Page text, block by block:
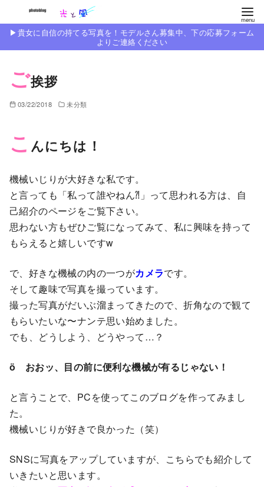
ン
▶︎貴女に自信の持てる写真を！モデルさん募集中、下の応募フォーム
よりご連絡ください
ご挨拶
03/22/2018 未分類
こ んにちは！
機械いじりが大好きな私です。
と言っても「私って誰やねん⁈」って思われる方は、自
己紹介のページをご覧下さい。
思わない方もぜひご覧になってみて、私に興味を持って
もらえると嬉しいですw
で、好きな機械の内の一つがカメラです。
そして趣味で写真を撮っています。
撮った写真がだいぶ溜まってきたので、折角なので観て
もらいたいな〜ナンテ思い始めました。
でも、どうしよう、どうやって…？
ö おおッ、目の前に便利な機械が有るじゃない！
と言うことで、PCを使ってこのブログを作ってみまし
た。
機械いじりが好きで良かった（笑）
SNSに写真をアップしていますが、こちらでも紹介して
いきたいと思います。